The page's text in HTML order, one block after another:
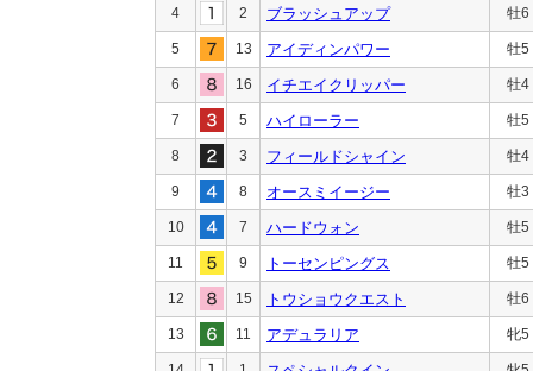
4 2 ブラッシュアップ 牡6
5 13 アイディンパワー 牡5
6 16 イチエイクリッパー 牡4
7 5 ハイローラー 牡5
8 3 フィールドシャイン 牡4
9 8 オースミイージー 牡3
10 7 ハードウォン 牡5
11 9 トーセンピングス 牡5
12 15 トウショウクエスト 牡6
13 11 アデュラリア 牝5